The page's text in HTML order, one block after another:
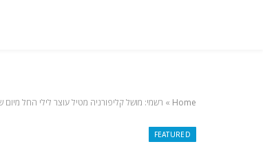
Home
» רשמי: מושל קליפורניה מטיל עוצר לילי החל
FEATURED